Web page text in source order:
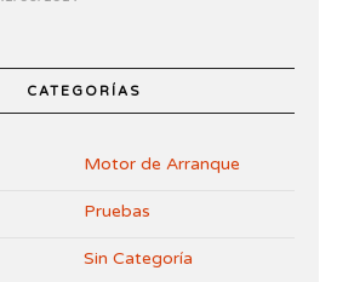
CATEGORÍAS
Motor de Arranque
Pruebas
Sin Categoría